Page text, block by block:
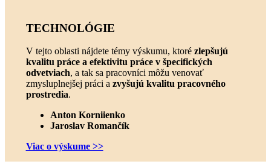
TECHNOLÓGIE
V tejto oblasti nájdete témy výskumu, ktoré zlepšujú
kvalitu práce a efektivitu práce v špecifických
odvetviach, a tak sa pracovníci môžu venovať
zmysluplnejšej práci a zvyšujú kvalitu pracovného
prostredia.
Anton Korniienko
Jaroslav Romančík
Viac o výskume >>